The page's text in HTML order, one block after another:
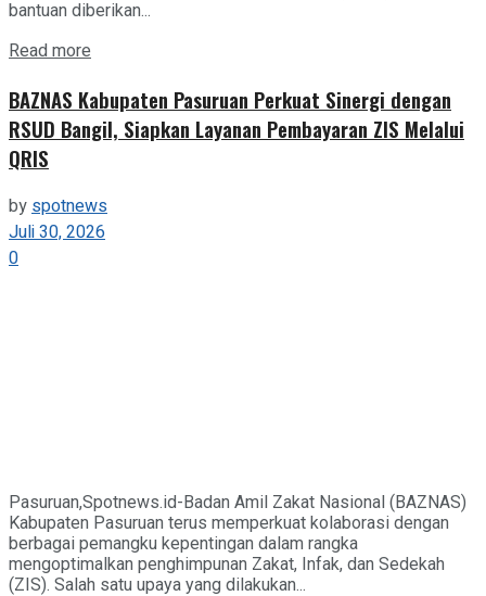
bantuan diberikan...
Read more
BAZNAS Kabupaten Pasuruan Perkuat Sinergi dengan
RSUD Bangil, Siapkan Layanan Pembayaran ZIS Melalui
QRIS
by spotnews
Juli 30, 2026
0
Pasuruan,Spotnews.id-Badan Amil Zakat Nasional (BAZNAS)
Kabupaten Pasuruan terus memperkuat kolaborasi dengan
berbagai pemangku kepentingan dalam rangka
mengoptimalkan penghimpunan Zakat, Infak, dan Sedekah
(ZIS). Salah satu upaya yang dilakukan...